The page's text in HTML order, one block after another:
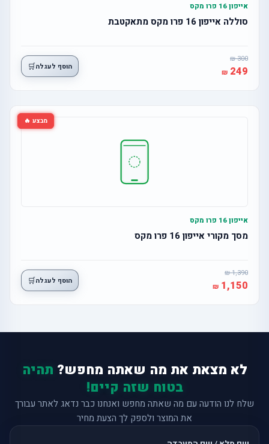
אייפון 16 פרו מקס
סוללה אייפון 16 פרו מקס מתאקטבת
300
249 הוסף לעגלה🛒
מבצע 🔥
אייפון 16 פרו מקס
מסך מקורי אייפון 16 פרו מקס
1,390
1,150 הוסף לעגלה🛒
לא מצאת את מה שאתה מחפש? תהיה
בטוח שזה קיים!
שלח לנו הודעה עם מה שאתה מחפש ואנחנו כבר נדאג לאתר עבורך
את המוצר ולספק לך הצעת מחיר